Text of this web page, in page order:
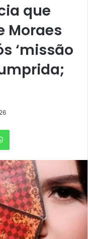
que
Moraes
‘missão
WhatsApp